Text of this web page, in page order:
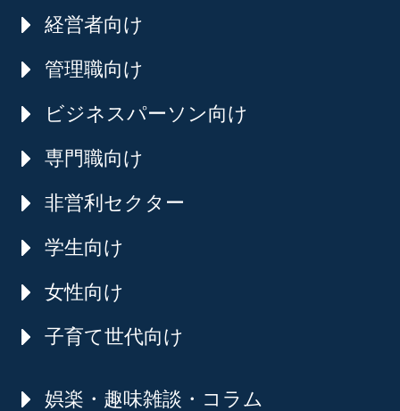
経営者向け
管理職向け
ビジネスパーソン向け
専門職向け
非営利セクター
学生向け
女性向け
子育て世代向け
娯楽・趣味雑談・コラム